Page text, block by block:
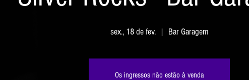
sex., 18 de fev.
  |
Bar Garagem
Os ingressos não estão à venda